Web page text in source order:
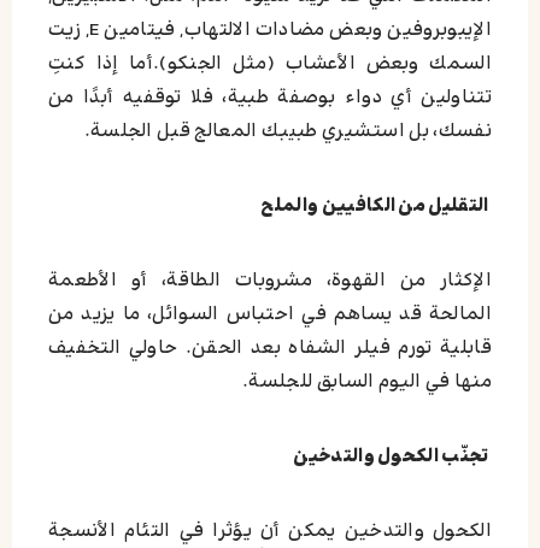
الإيبوبروفين وبعض مضادات الالتهاب, فيتامين E, زيت
السمك وبعض الأعشاب (مثل الجنكو).أما إذا كنتِ
تتناولين أي دواء بوصفة طبية، فلا توقفيه أبدًا من
نفسك، بل استشيري طبيبك المعالج قبل الجلسة.
التقليل من الكافيين والملح
الإكثار من القهوة، مشروبات الطاقة، أو الأطعمة
المالحة قد يساهم في احتباس السوائل، ما يزيد من
قابلية تورم فيلر الشفاه بعد الحقن. حاولي التخفيف
منها في اليوم السابق للجلسة.
تجنّب الكحول والتدخين
الكحول والتدخين يمكن أن يؤثرا في التئام الأنسجة